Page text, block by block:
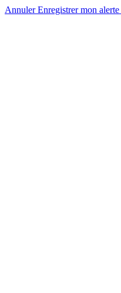
AnnulerEnregistrer mon alerte